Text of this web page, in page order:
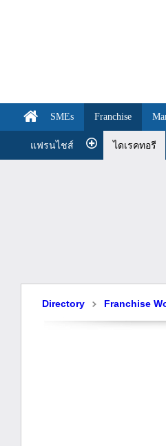
SMEs Franchise
แฟรนไชส์ ไดเรคทอรี
Directory Franchise